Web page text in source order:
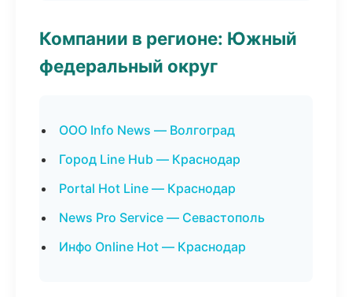
Компании в регионе: Южный
федеральный округ
ООО Info News — Волгоград
Город Line Hub — Краснодар
Portal Hot Line — Краснодар
News Pro Service — Севастополь
Инфо Online Hot — Краснодар